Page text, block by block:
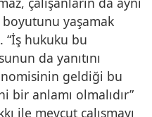
yaşamak
hukuku bu
da yanıtını
geldiği bu
bir anlamı olmalıdır”
ile mevcut çalışmayı